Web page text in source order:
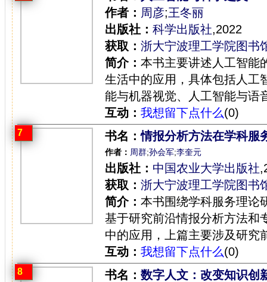
作者： 周彦;王冬丽
出版社： 科学出版社,2022
获取： 浙大宁波理工学院图书
简介： 本书主要讲述人工智能
生活中的应用，具体包括人工
能与机器视觉、人工智能与语
互动： 我想留下点什么(0)
7 书名：情报分析方法在学科服
作者： 周群;孙会军;李奎元
出版社： 中国农业大学出版社
获取： 浙大宁波理工学院图书
简介： 本书围绕学科服务理论
基于研究前沿情报分析方法和
中的应用，上篇主要涉及研究
互动： 我想留下点什么(0)
8 书名： 数字人文：改变知识创